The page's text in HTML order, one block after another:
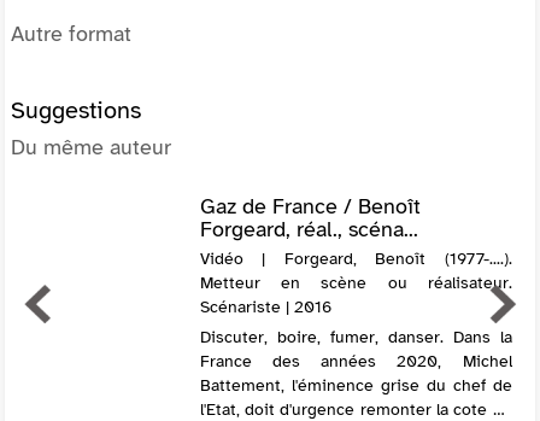
Autre format
Suggestions
Du même auteur
Gaz de France / Benoît
Forgeard, réal., scéna...
Vidéo | Forgeard, Benoît (1977-....).
Metteur en scène ou réalisateur.
Scénariste | 2016
Discuter, boire, fumer, danser. Dans la
France des années 2020, Michel
Battement, l'éminence grise du chef de
l'Etat, doit d'urgence remonter la cote de